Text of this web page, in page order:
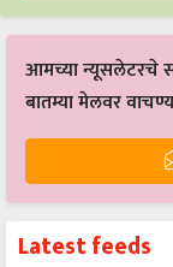
आमच्या न्यूसलेटरचे
बातम्या मेलवर
Latest feeds